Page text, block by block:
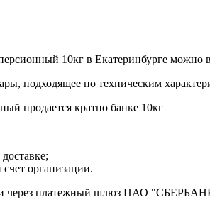
10кг в Екатеринбурге можно
подходящее по техническим
продается кратно банке 10кг
организации.
и через платежный шлюз ПАО